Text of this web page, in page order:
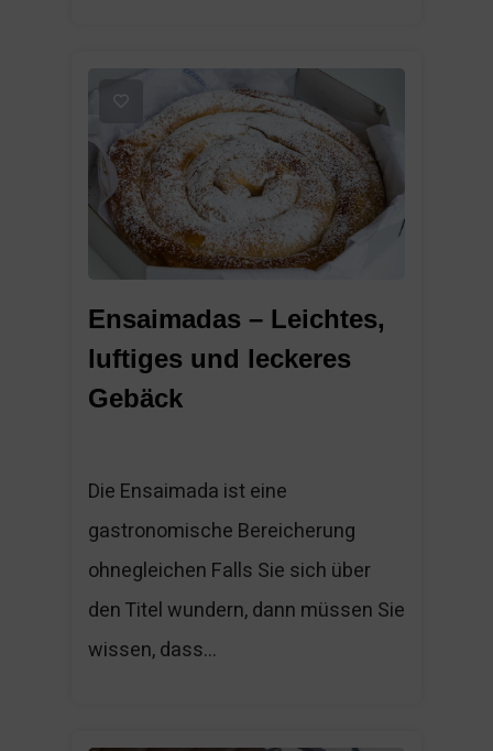
1
Ensaimadas – Leichtes,
luftiges und leckeres
Gebäck
Die Ensaimada ist eine
gastronomische Bereicherung
ohnegleichen Falls Sie sich über
den Titel wundern, dann müssen Sie
wissen, dass...